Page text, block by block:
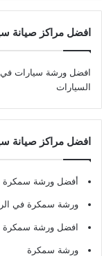
افضل مراكز صيانة
افضل ورشة سيارات في
السيارات
افضل مراكز صيانة
أفضل ورشة سمكرة
ورشة سمكرة في
افضل ورشة سمكرة
ورشة سمكرة